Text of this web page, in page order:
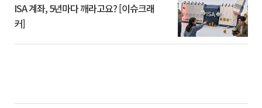
ISA 계좌, 5년마다 깨라고요? [이슈크래
커]